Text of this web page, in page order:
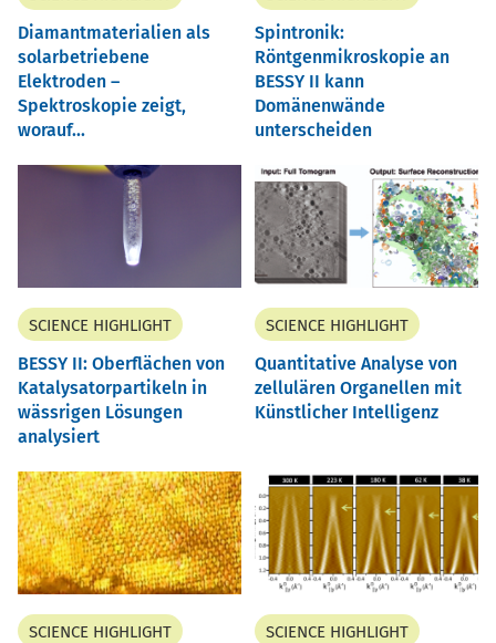
Diamantmaterialien als
solarbetriebene
Elektroden –
Spektroskopie zeigt,
worauf...
Spintronik:
Röntgenmikroskopie an
BESSY II kann
Domänenwände
unterscheiden
SCIENCE HIGHLIGHT
BESSY II: Oberflächen von
Katalysatorpartikeln in
wässrigen Lösungen
analysiert
SCIENCE HIGHLIGHT
Quantitative Analyse von
zellulären Organellen mit
Künstlicher Intelligenz
SCIENCE HIGHLIGHT SCIENCE HIGHLIGHT